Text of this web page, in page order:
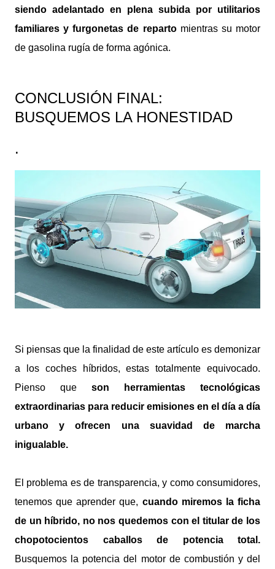
siendo adelantado en plena subida por utilitarios
familiares y furgonetas de repartomientras su motor
de gasolina rugía de forma agónica.
CONCLUSIÓN FINAL:
BUSQUEMOS LA HONESTIDAD
.
Si piensas que la finalidad de este artículo es demonizar
a los coches híbridos, estas totalmente equivocado.
Pienso que son herramientas tecnológicas
extraordinarias para reducir emisiones en el día a día
urbano y ofrecen una suavidad de marcha
inigualable.
El problema es de transparencia, y como consumidores,
tenemos que aprender que, cuando miremos la ficha
de un híbrido, no nos quedemos con el titular de los
chopotocientos caballos de potencia total.
Busquemos la potencia del motor de combustión y del